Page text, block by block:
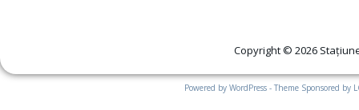
Copyright © 2026
Powered by WordPress - Theme Sponsored by